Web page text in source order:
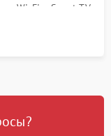
Wi-Fi и Smart TV
часов.